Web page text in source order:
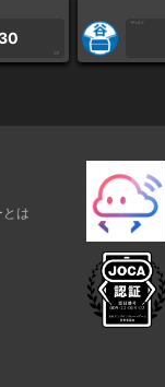
CP
1PLAY
は